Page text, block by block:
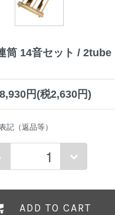
筒 14音セット /
円(税2,630円)
記（返品等）
ADD TO CART